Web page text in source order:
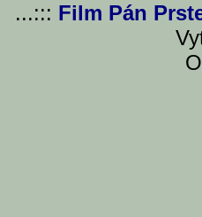
...::: Film Pán